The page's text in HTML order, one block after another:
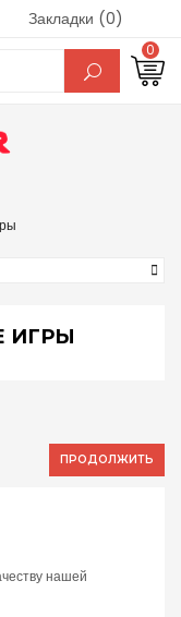
Закладки (0)
0
ИГРЫ
ПРОДОЛЖИТЬ
нашей